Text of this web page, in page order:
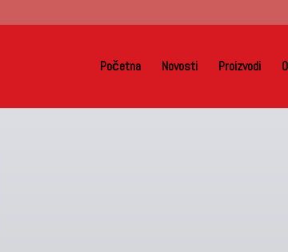
Početna Novosti Proizvodi